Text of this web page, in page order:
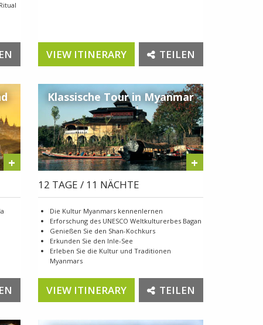
VIEW ITINERARY TEILEN
+
Klassische Tour in Myanmar
+
12 TAGE / 11 NÄCHTE
Die Kultur Myanmars kennenlernen
Erforschung des UNESCO Weltkulturerbes Bagan
Genießen Sie den Shan-Kochkurs
Erkunden Sie den Inle-See
Erleben Sie die Kultur und Traditionen
Myanmars
VIEW ITINERARY TEILEN